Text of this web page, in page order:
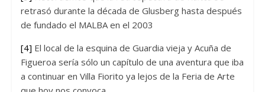
retrasó durante la década de Glusberg hasta después
de fundado el MALBA en el 2003
[4] El local de la esquina de Guardia vieja y Acuña de
Figueroa sería sólo un capítulo de una aventura que iba
a continuar en Villa Fiorito ya lejos de la Feria de Arte